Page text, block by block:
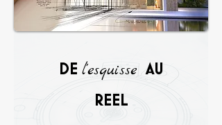
DE l'esquisse AU
REEL